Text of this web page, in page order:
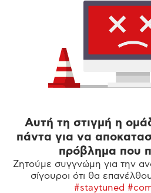
Αυτή τη στιγμή η
πάντα για να
πρόβλημα που
Ζητούμε συγγνώμη για την
σίγουροι ότι θα
#staytuned